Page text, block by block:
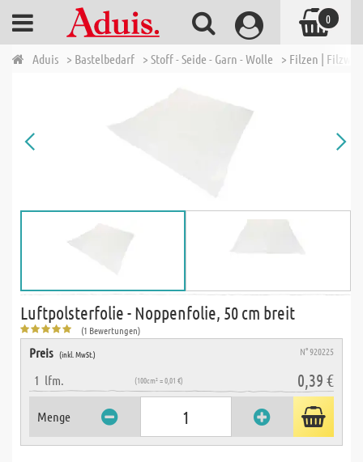
Aduis > Bastelbedarf > Stoff - Seide - Garn - Wolle > Filzen |
Luftpolsterfolie - Noppenfolie, 50 cm breit
(1 Bewertungen)
Preis (inkl. MwSt.) N° 920225
1 lfm. (100cm² = 0,01 €) 0,39 €
Menge
0